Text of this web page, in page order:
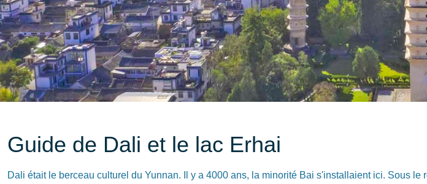
Guide de Dali et le lac Erhai
Dali était le berceau culturel du Yunnan. Il y a 4000 ans, la minorité Bai s'installaient ici. Sous